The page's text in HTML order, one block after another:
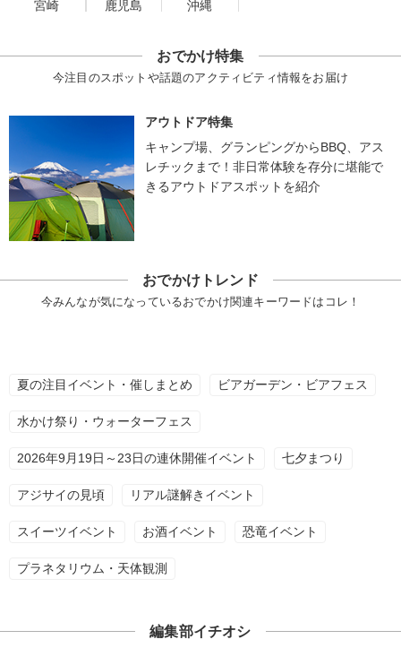
宮崎
鹿児島 沖縄
おでかけ特集
今注目のスポットや話題のアクティビティ情報をお届け
アウトドア特集
キャンプ場、グランピングからBBQ、アス
レチックまで！非日常体験を存分に堪能で
きるアウトドアスポットを紹介
おでかけトレンド
今みんなが気になっているおでかけ関連キーワードはコレ！
夏の注目イベント・催しまとめ ビアガーデン・ビアフェス
水かけ祭り・ウォーターフェス
2026年9月19日～23日の連休開催イベント 七夕まつり
アジサイの見頃 リアル謎解きイベント
スイーツイベント お酒イベント 恐竜イベント
プラネタリウム・天体観測
編集部イチオシ